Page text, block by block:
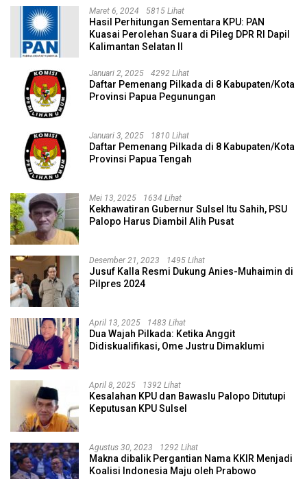
Maret 6, 2024 5815 Lihat
Hasil Perhitungan Sementara KPU: PAN
Kuasai Perolehan Suara di Pileg DPR RI Dapil
Kalimantan Selatan II
Januari 2, 2025 4292 Lihat
Daftar Pemenang Pilkada di 8 Kabupaten/Kota
Provinsi Papua Pegunungan
Januari 3, 2025 1810 Lihat
Daftar Pemenang Pilkada di 8 Kabupaten/Kota
Provinsi Papua Tengah
Mei 13, 2025 1634 Lihat
Kekhawatiran Gubernur Sulsel Itu Sahih, PSU
Palopo Harus Diambil Alih Pusat
Desember 21, 2023 1495 Lihat
Jusuf Kalla Resmi Dukung Anies-Muhaimin di
Pilpres 2024
April 13, 2025 1483 Lihat
Dua Wajah Pilkada: Ketika Anggit
Didiskualifikasi, Ome Justru Dimaklumi
April 8, 2025 1392 Lihat
Kesalahan KPU dan Bawaslu Palopo Ditutupi
Keputusan KPU Sulsel
Agustus 30, 2023 1292 Lihat
Makna dibalik Pergantian Nama KKIR Menjadi
Koalisi Indonesia Maju oleh Prabowo